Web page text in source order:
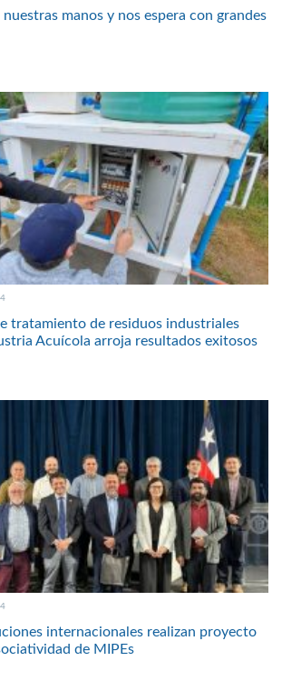
manos y nos espera con grandes
tratamiento de residuos industriales
Acuícola arroja resultados exitosos
internacionales realizan proyecto
de MIPEs